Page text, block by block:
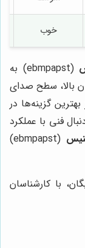
خوب
(ebmpapst) به
بالا، سطح صدای
گزینه‌ها در
فنی با عملکرد
(ebmpapst)
با کارشناسان